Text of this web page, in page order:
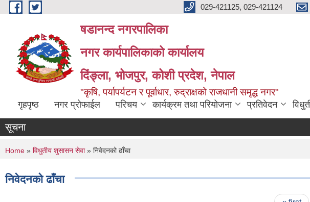
Skip to main content 029-421125, 029-421124
षडानन्द नगरपालिका
नगर कार्यपालिकाको कार्यालय
दिंङ्ला, भोजपुर, कोशी प्रदेश, नेपाल
"कृषि, पर्यापर्यटन र पूर्वाधार, रुद्राक्षको राजधानी समृद्ध नगर"
गृहपृष्ठ नगर प्रोफाईल परिचय कार्यक्रम तथा परियोजना प्रतिवेदन
सूचना
You are here
Home » विधुतीय शुसासन सेवा» निवेदनको ढाँचा
निवेदनको ढाँचा